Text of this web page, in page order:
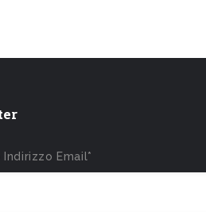
Indirizzo Email*